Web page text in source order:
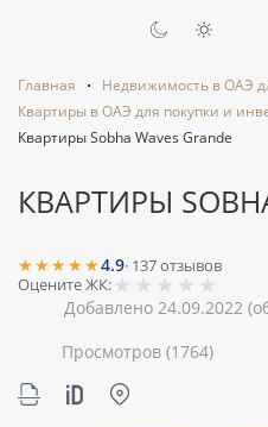
Главная
Недвижимость в ОАЭ
Квартиры в ОАЭ для покупки и
Квартиры Sobha Waves Grande
КВАРТИРЫ
★★★★★4.9· 137отзывов
Оцените ЖК:★ ★ ★ ★ ★
Добавлено 24.09.2022
Просмотров (1764)